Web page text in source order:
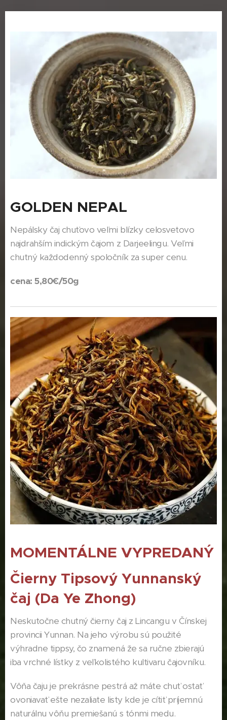
GOLDEN NEPAL
Nepálsky čaj chuťovo veľmi blízky celosvetovo
najdrahším indickým čajom z Darjeelingu. Veľmi
chutný každodenný spoločník za super cenu.
cena: 5,80€/50g
MOMENTÁLNE VYPREDANÝ
Čierny Tipsový Yunnanský
čaj (Da Ye Zhong)
Neskutočne chutný čierny čaj z Lincangu v Čínskej
provincii Yunnan. Na jeho výrobu sú použité
výhradne tippsy, čo znamená že sa ručne zbierajú
iba vrchné lístky z veľkolistého kultivaru čajovníku.
Vôňa čaju je prekrásne pestrá až máte chuť ostať
ovoniavať ešte nezaliate listy kde je cítiť príjemnú
naturálnu vôňu premiešanú s tónmi medu.